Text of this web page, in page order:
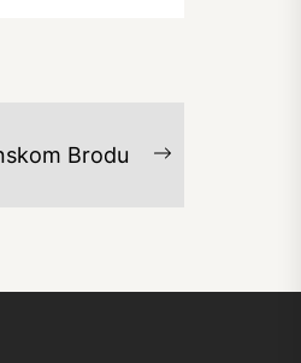
Brodu